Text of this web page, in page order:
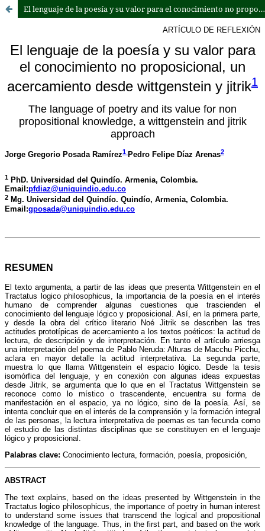
El lenguaje de la poesía y su valor para el conocimiento no proposicional, un acercamiento desde wittgenstein y jitrik